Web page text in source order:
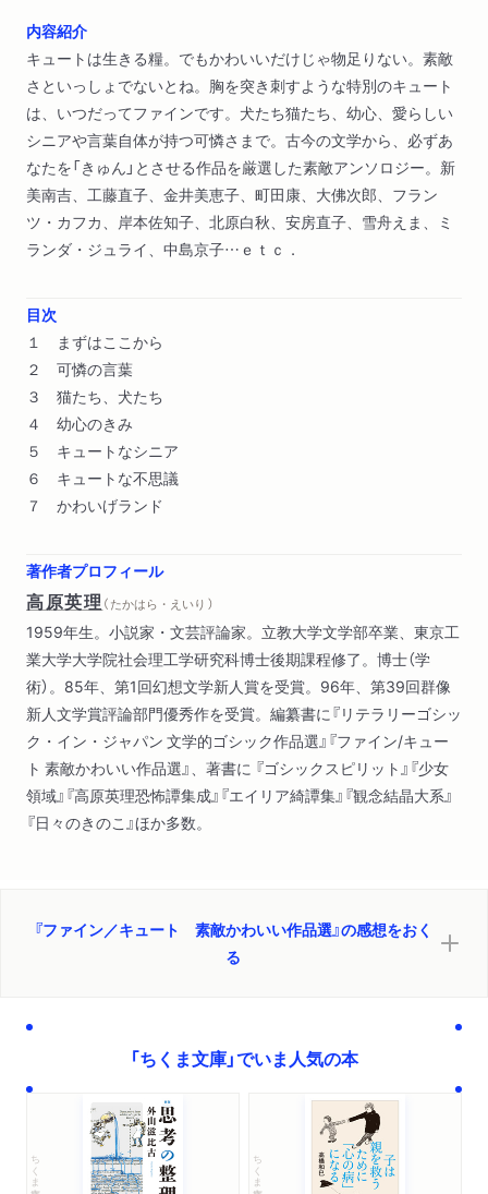
内容紹介
キュートは生きる糧。でもかわいいだけじゃ物足りない。素敵
さといっしょでないとね。胸を突き刺すような特別のキュート
は、いつだってファインです。犬たち猫たち、幼心、愛らしい
シニアや言葉自体が持つ可憐さまで。古今の文学から、必ずあ
なたを「きゅん」とさせる作品を厳選した素敵アンソロジー。新
美南吉、工藤直子、金井美恵子、町田康、大佛次郎、フラン
ツ・カフカ、岸本佐知子、北原白秋、安房直子、雪舟えま、ミ
ランダ・ジュライ、中島京子…ｅｔｃ．
目次
１ まずはここから
２ 可憐の言葉
３ 猫たち、犬たち
４ 幼心のきみ
５ キュートなシニア
６ キュートな不思議
７ かわいげランド
著作者プロフィール
高原英理 （ たかはら・えいり ）
1959年生。小説家・文芸評論家。立教大学文学部卒業、東京工
業大学大学院社会理工学研究科博士後期課程修了。博士（学
術）。85年、第1回幻想文学新人賞を受賞。96年、第39回群像
新人文学賞評論部門優秀作を受賞。編纂書に『リテラリーゴシッ
ク・イン・ジャパン 文学的ゴシック作品選』『ファイン/キュー
ト 素敵かわいい作品選』、著書に 『ゴシックスピリット』『少女
領域』『高原英理恐怖譚集成』『エイリア綺譚集』『観念結晶大系』
『日々のきのこ』ほか多数。
『ファイン／キュート 素敵かわいい作品選』の感想をおく
る
「ちくま文庫」でいま人気の本
ちくま文庫 ちくま文庫